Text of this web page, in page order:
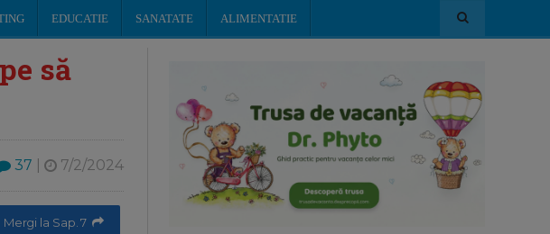
EDUCATIE SANATATE ALIMENTATIE
să
37 7/2/2024
Mergi la Sap. 7